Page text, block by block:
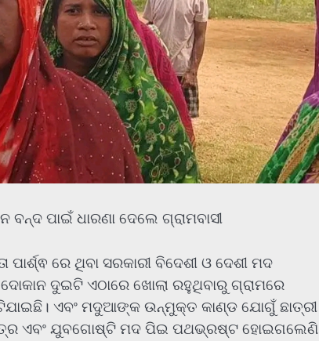
ପାଇଁ ଧାରଣା ଦେଲେ ଗ୍ରାମବାସୀ
ରେ ଥିବା ସରକାରୀ ବିଦେଶୀ ଓ ଦେଶୀ ମଦ
ଦୁଇଟି ଏଠାରେ ଖୋଲା ରହୁଥିବାରୁ ଗ୍ରାମରେ
ଏବଂ ମଦୁଆଙ୍କ ଉନ୍ମୁକ୍ତ କାଣ୍ଡ ଯୋଗୁଁ ଛାତ୍ରୀ
ଏବଂ ଯୁବଗୋଷ୍ଟି ମଦ ପିଇ ପଥଭ୍ରଷ୍ଟ ହୋଇଗଲେଣି